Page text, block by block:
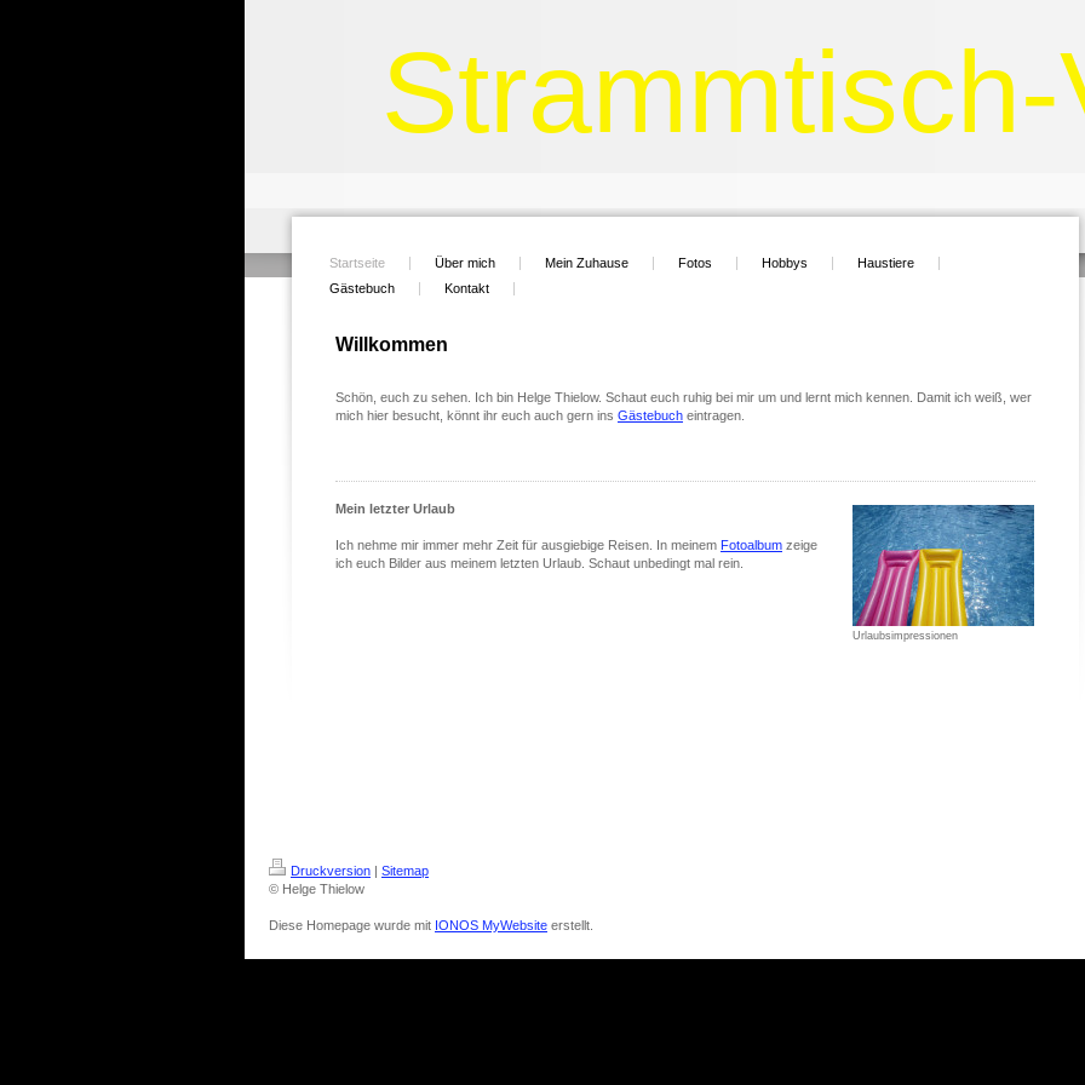
Startseite Über mich Mein Zuhause Fotos Hobbys
Haustiere
Gästebuch
Kontakt
Willkommen
Schön, euch zu sehen. Ich bin Helge Thielow. Schaut euch ruhig bei mir um und lernt mich kennen. Damit ich weiß, wer
mich hier besucht, könnt ihr euch auch gern ins Gästebuch eintragen.
Urlaubsimpressionen
Mein letzter Urlaub
Ich nehme mir immer mehr Zeit für ausgiebige Reisen. In meinem Fotoalbum zeige
ich euch Bilder aus meinem letzten Urlaub. Schaut unbedingt mal rein.
Druckversion | Sitemap
© Helge Thielow
Diese Homepage wurde mit IONOS MyWebsite erstellt.